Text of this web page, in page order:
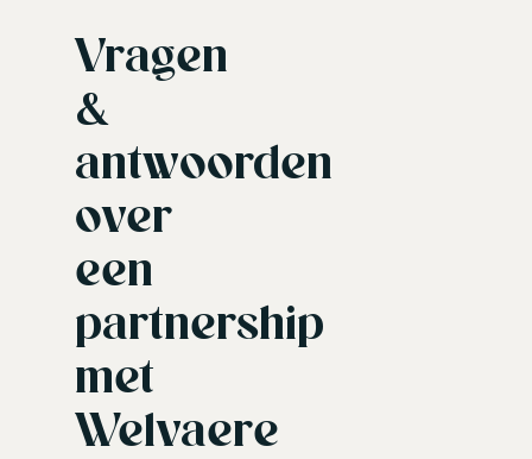
Vragen
&
antwoorden
over
een
partnership
met
Welvaere